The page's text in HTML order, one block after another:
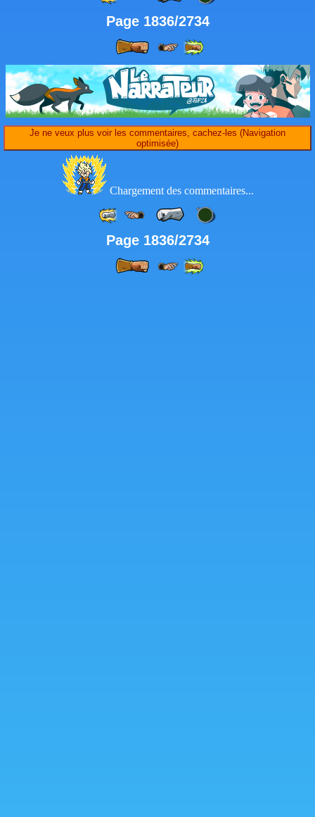
Page 1836/2734
Je ne veux plus voir les commentaires, cachez-les (Navigation
optimisée)
Chargement des commentaires...
Page 1836/2734